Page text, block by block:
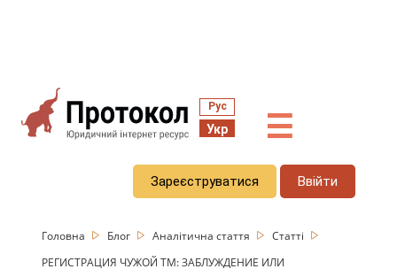
Рус
Укр ☰
Зареєструватися Ввійти
Головна Блог Аналітична стаття
Статті
РЕГИСТРАЦИЯ ЧУЖОЙ ТМ: ЗАБЛУЖДЕНИЕ ИЛИ